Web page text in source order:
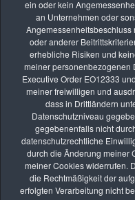
ein oder kein
an Unternehmen oder
oder anderer
erhebliche Risiken und
meiner personenbezogenen
Executive Order EO12333
meiner freiwilligen und
dass in Drittländern
Datenschutzniveau
gegebenenfalls nicht
datenschutzrechtliche
durch die Änderung meiner
meiner Cookies widerrufen.
die Rechtmäßigkeit der
erfolgten Verarbeitung nicht
Die nächsten
AUG.
26
Online-Kurs: Lernen
vhs Kurse
SEP.
09
Online-Kurs: Lernen